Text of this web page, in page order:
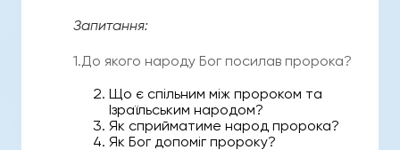
Запитання:
1.До якого народу Бог посилав пророка?
Що є спільним між пророком та
Ізраїльським народом?
Як сприйматиме народ пророка?
Як Бог допоміг пророку?